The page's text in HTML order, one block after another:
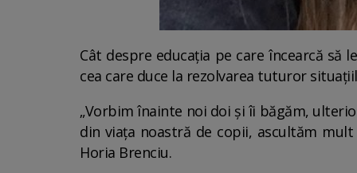
Cât despre educația pe care încearcă să
cea care duce la rezolvarea tuturor
„Vorbim înainte noi doi și îi băgăm,
din viața noastră de copii, ascultăm
Horia Brenciu.